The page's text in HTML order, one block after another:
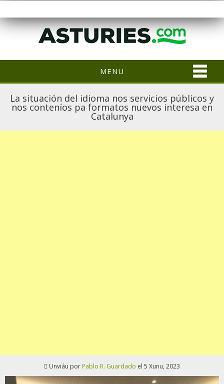
MENU
La situación del idioma nos servicios públicos y
nos conteníos pa formatos nuevos interesa en
Catalunya
Unviáu por Pablo R. Guardado el 5 Xunu, 2023